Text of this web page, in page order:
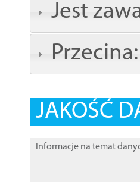
Jest
Przecina:
JAKOŚĆ
Informacje na temat